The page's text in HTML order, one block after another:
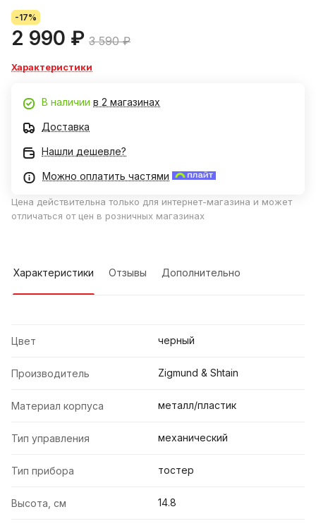
-17%
2 990 ₽ 3 590 ₽
Характеристики
В наличии в 2 магазинах
Доставка
Нашли дешевле?
Можно оплатить частями
Цена действительна только для интернет-магазина и может
отличаться от цен в розничных магазинах
Характеристики Отзывы Дополнительно
Цвет черный
Производитель Zigmund & Shtain
Материал корпуса металл/пластик
Тип управления механический
Тип прибора тостер
Высота, см 14.8